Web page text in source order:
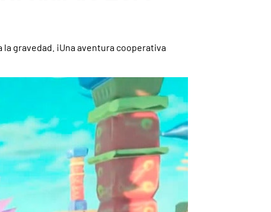
gravedad. ¡Una aventura cooperativa